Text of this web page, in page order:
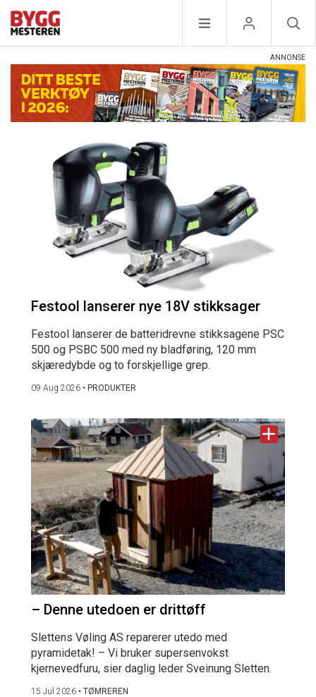
Festool lanserer nye 18V stikksager
Festool lanserer de batteridrevne stikksagene PSC
500 og PSBC 500 med ny bladføring, 120 mm
skjæredybde og to forskjellige grep.
09 Aug 2026 • PRODUKTER
– Denne utedoen er drittøff
Slettens Vøling AS reparerer utedo med
pyramidetak! – Vi bruker supersenvokst
kjernevedfuru, sier daglig leder Sveinung Sletten.
15 Jul 2026 • TØMREREN